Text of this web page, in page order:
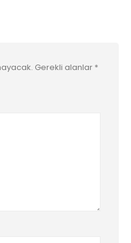
Gerekli alanlar *